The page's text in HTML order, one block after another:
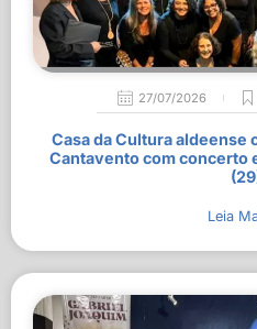
27/07/2026
Casa da Cultura aldeense
Cantavento com concerto
Leia